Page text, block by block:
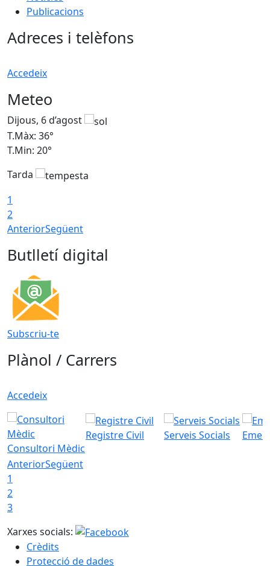
Publicacions
Adreces i telèfons
Accedeix
Meteo
Dijous, 6 d’agost
T.Màx: 36°
T.Min: 20°
Tarda
1
2
AnteriorSegüent
Butlletí digital
Subscriu-te
Plànol / Carrers
Accedeix
Consultori Mèdic
Registre Civil Serveis Socials
AnteriorSegüent
1
2
3
Xarxes socials:
Crèdits
Protecció de dades